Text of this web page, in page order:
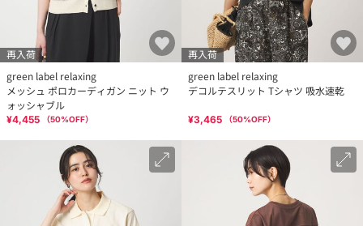
再入荷
green label relaxing
メッシュ ポロカーディガン ニット ウ
ォッシャブル
¥4,455 （50%OFF）
再入荷
green label relaxing
デコルテスリット Tシャツ 吸水速乾
¥3,465 （50%OFF）